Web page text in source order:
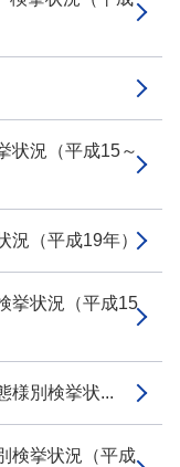
状況（平成15～
況（平成19年）
挙状況（平成15
様別検挙状...
検挙状況（平成